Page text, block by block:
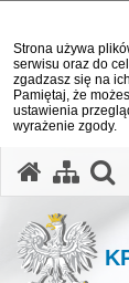
Strona używa
serwisu oraz do
zgadzasz się na
Pamiętaj, że
ustawienia
wyrażenie zgody.